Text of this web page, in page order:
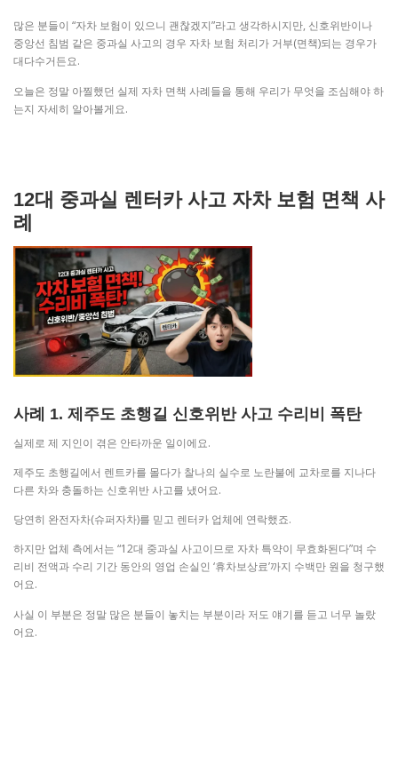
많은 분들이 “자차 보험이 있으니 괜찮겠지”라고 생각하시지만, 신호위반이나
중앙선 침범 같은 중과실 사고의 경우 자차 보험 처리가 거부(면책)되는 경우가
대다수거든요.
오늘은 정말 아찔했던 실제 자차 면책 사례들을 통해 우리가 무엇을 조심해야 하
는지 자세히 알아볼게요.
12대 중과실 렌터카 사고 자차 보험 면책 사
례
사례 1. 제주도 초행길 신호위반 사고 수리비 폭탄
실제로 제 지인이 겪은 안타까운 일이에요.
제주도 초행길에서 렌트카를 몰다가 찰나의 실수로 노란불에 교차로를 지나다
다른 차와 충돌하는 신호위반 사고를 냈어요.
당연히 완전자차(슈퍼자차)를 믿고 렌터카 업체에 연락했죠.
하지만 업체 측에서는 “12대 중과실 사고이므로 자차 특약이 무효화된다”며 수
리비 전액과 수리 기간 동안의 영업 손실인 ‘휴차보상료’까지 수백만 원을 청구했
어요.
사실 이 부분은 정말 많은 분들이 놓치는 부분이라 저도 얘기를 듣고 너무 놀랐
어요.